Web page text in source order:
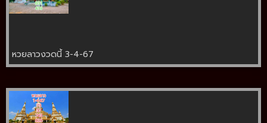
หวยลาวงวดนี้ 3-4-67